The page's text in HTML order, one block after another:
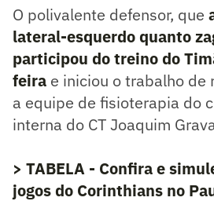
O polivalente defensor, que
lateral-esquerdo quanto
participou do treino do
feira e iniciou o trabalho de
a equipe de fisioterapia do
interna do CT Joaquim
> TABELA - Confira e
jogos do Corinthians no